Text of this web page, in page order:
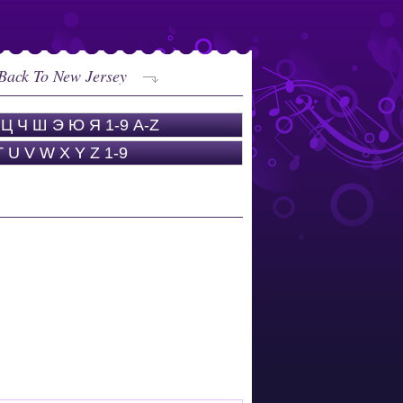
To New Jersey
Ц Ч Ш Э Ю Я 1-9 A-Z
U V W X Y Z 1-9